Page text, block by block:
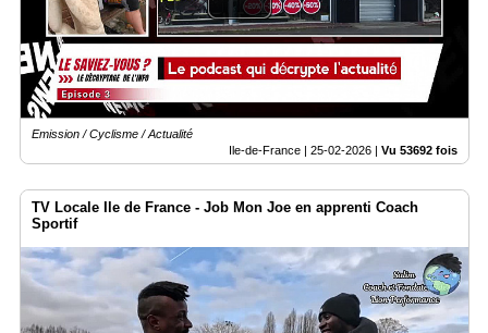
Emission / Cyclisme / Actualité
Ile-de-France | 25-02-2026 | Vu 53692 fois
TV Locale Ile de France - Job Mon Joe en apprenti Coach
Sportif